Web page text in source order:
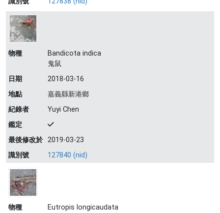
物種
Bandicota indica
鬼鼠
日期
2018-03-16
地點
嘉義縣新港鄉
紀錄者
Yuyi Chen
鑑定
最後修改於 2019-03-23
識別號
127840 (nid)
物種
Eutropis longicaudata